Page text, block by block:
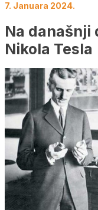
7. Januara 2024.
Na današnji
Nikola Tesla